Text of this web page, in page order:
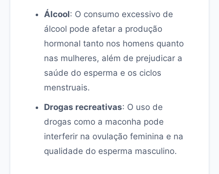
Álcool: O consumo excessivo de
álcool pode afetar a produção
hormonal tanto nos homens quanto
nas mulheres, além de prejudicar a
saúde do esperma e os ciclos
menstruais.
Drogas recreativas: O uso de
drogas como a maconha pode
interferir na ovulação feminina e na
qualidade do esperma masculino.